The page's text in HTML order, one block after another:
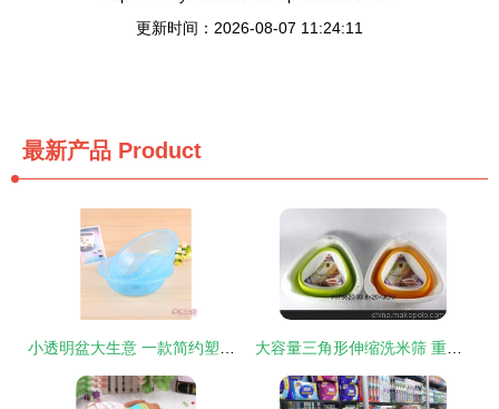
更新时间：2026-08-07 11:24:11
最新产品 Product
小透明盆大生意 一款简约塑料盆的批发走俏之道 大容量三角形伸缩洗米筛 重塑厨房洗米体验的创新日用品